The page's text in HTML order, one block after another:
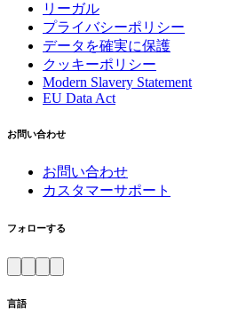
リーガル
プライバシーポリシー
データを確実に保護
クッキーポリシー
Modern Slavery Statement
EU Data Act
お問い合わせ
お問い合わせ
カスタマーサポート
フォローする
言語